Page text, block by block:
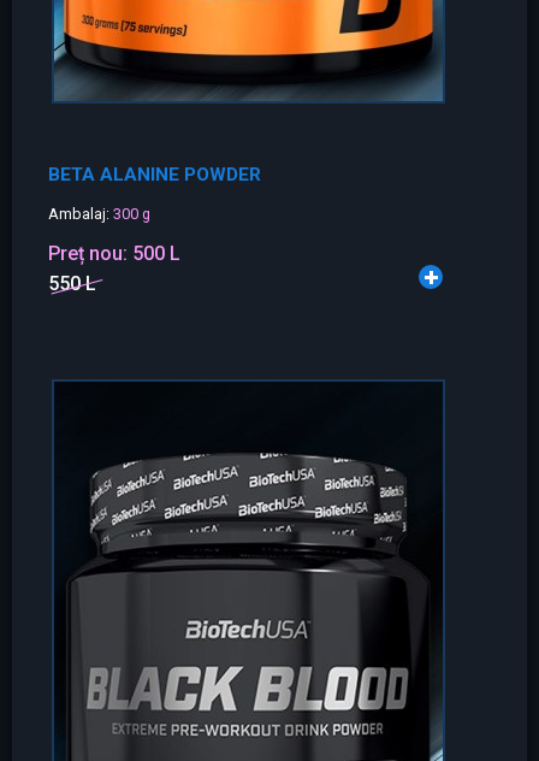
BETA ALANINE POWDER
Ambalaj: 300 g
Preț nou: 500 L
550 L